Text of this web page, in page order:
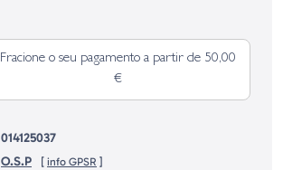
Fracione o seu pagamento a partir de 50,00
€
014125037
O.S.P [ info GPSR ]